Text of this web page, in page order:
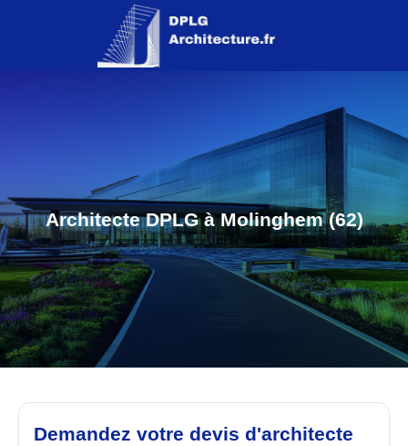
Architecte DPLG à Molinghem (62)
Demandez votre devis d'architecte